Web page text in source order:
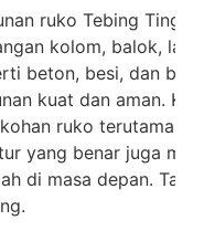
ruko Tebing
kolom, balok,
beton, besi, dan
kuat dan aman.
ruko terutama
yang benar juga
di masa depan.